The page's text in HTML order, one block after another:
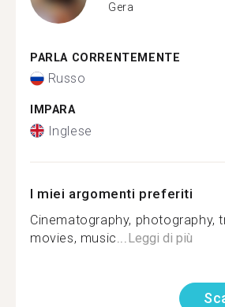
Gera
PARLA CORRENTEMENTE
Russo
IMPARA
Inglese
I miei argomenti preferiti
Cinematography, photography,
movies, music... Leggi di più